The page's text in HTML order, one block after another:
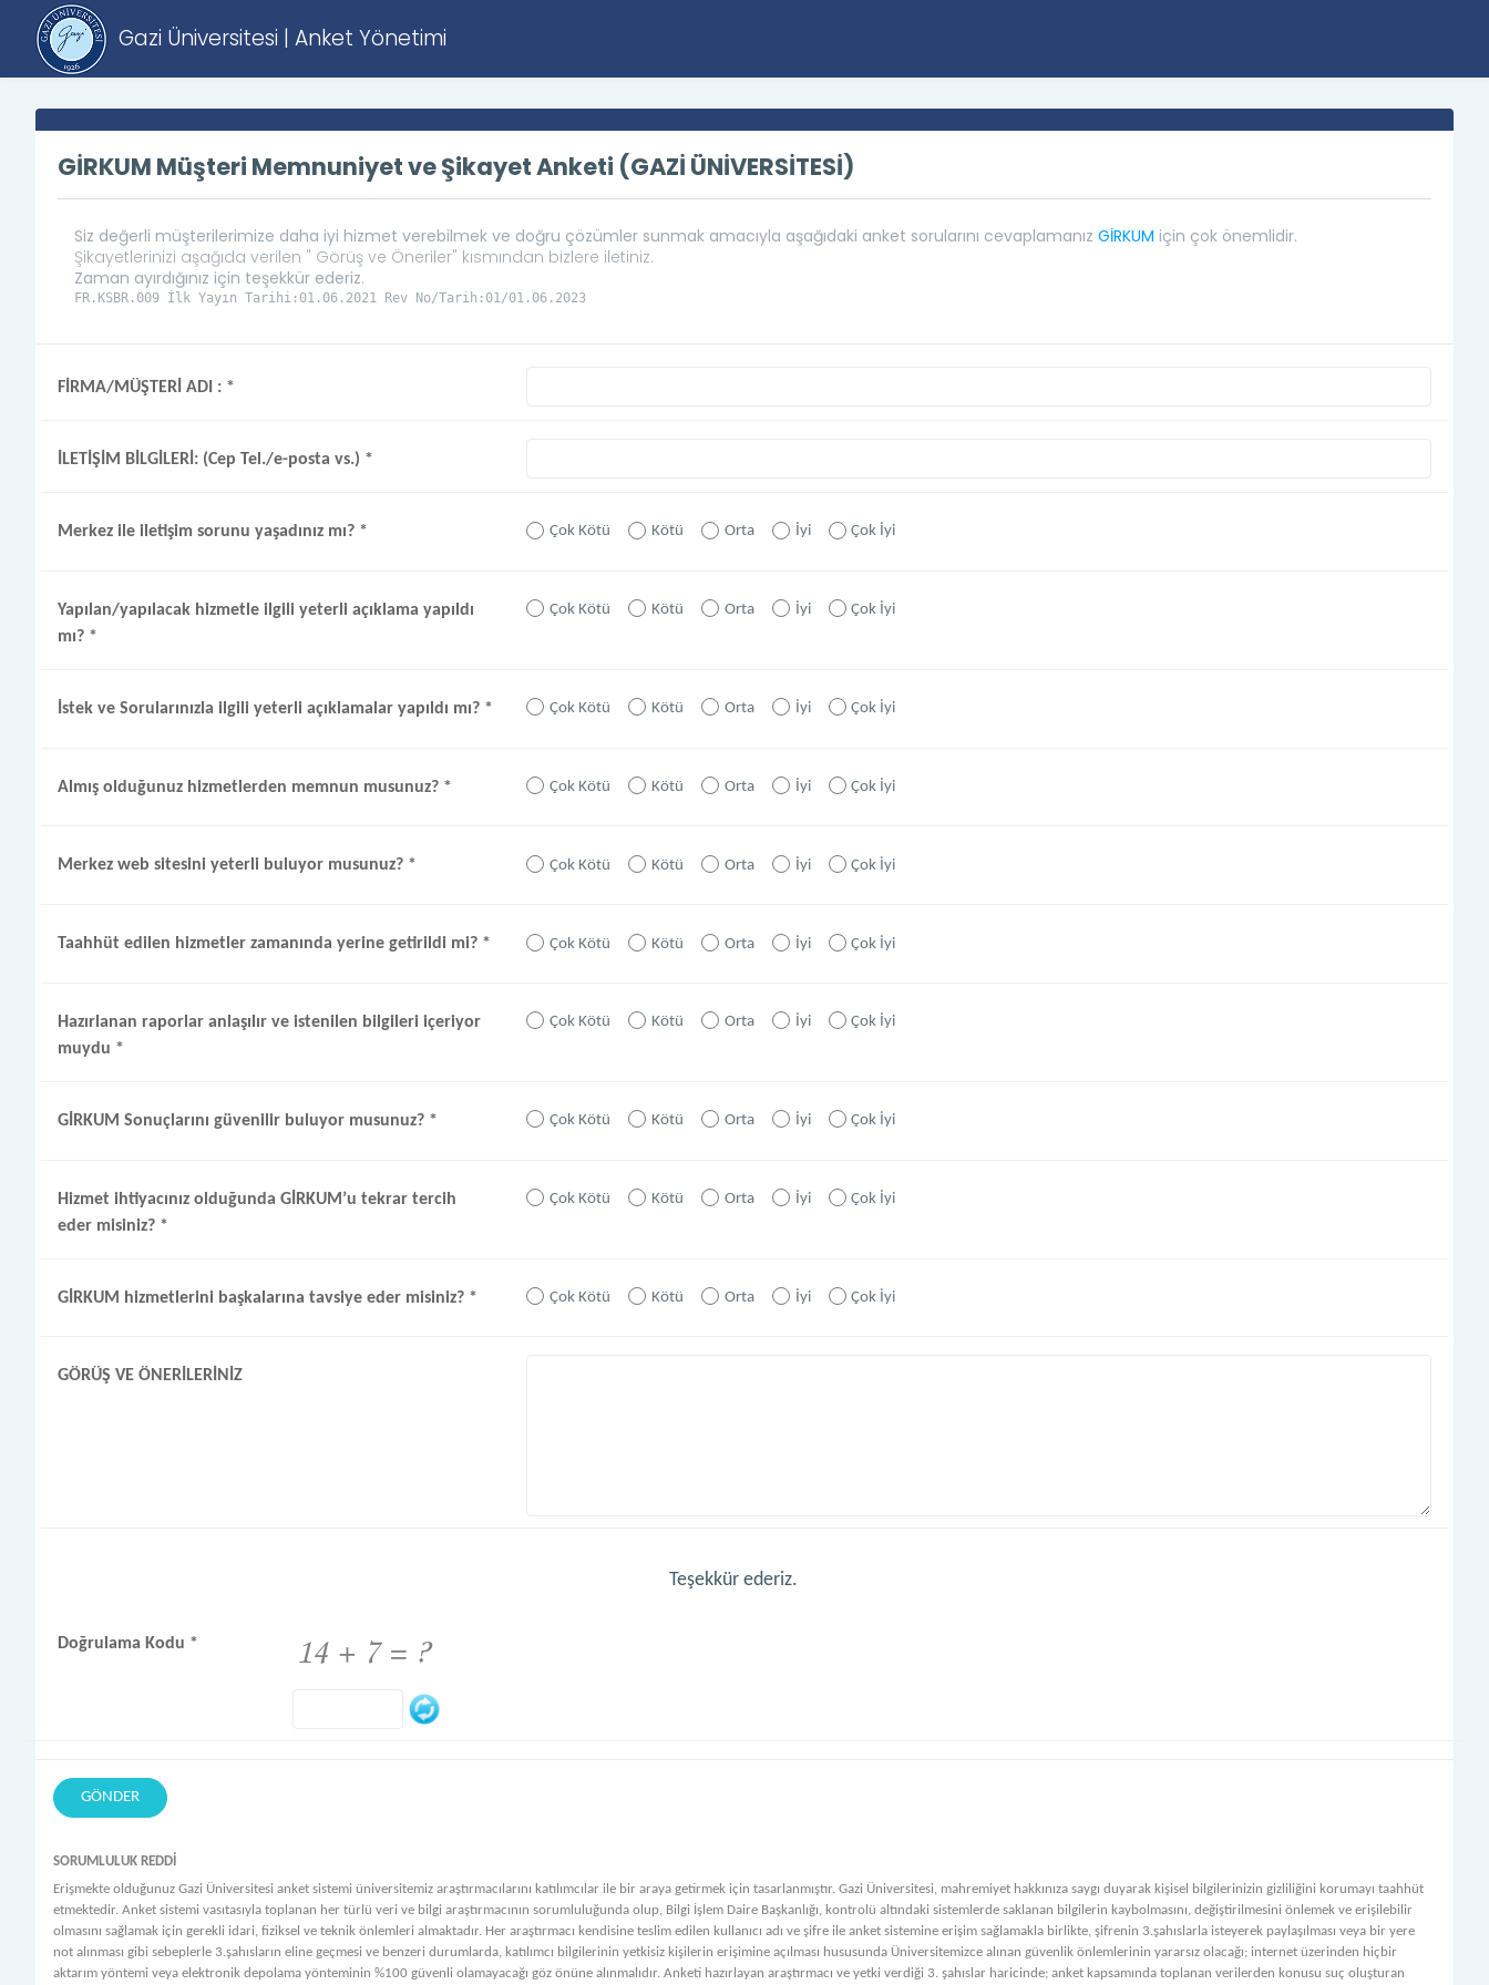
Gazi Üniversitesi | Anket Yönetimi
GİRKUM Müşteri Memnuniyet ve Şikayet Anketi (GAZİ ÜNİVERSİTESİ)
Siz değerli müşterilerimize daha iyi hizmet verebilmek ve doğru çözümler sunmak amacıyla aşağıdaki anket sorularını cevaplamanız GİRKUM için çok önemlidir.
Şikayetlerinizi aşağıda verilen " Görüş ve Öneriler" kısmından bizlere iletiniz.
Zaman ayırdığınız için teşekkür ederiz.
FİRMA/MÜŞTERİ ADI : *
İLETİŞİM BİLGİLERİ: (Cep Tel./e-posta vs.) *
Merkez ile iletişim sorunu yaşadınız mı? * Çok Kötü Kötü Orta İyi Çok İyi
Yapılan/yapılacak hizmetle ilgili yeterli açıklama yapıldı
mı? *
Çok Kötü Kötü Orta İyi Çok İyi
İstek ve Sorularınızla ilgili yeterli açıklamalar yapıldı mı? * Çok Kötü Kötü Orta İyi Çok İyi
Almış olduğunuz hizmetlerden memnun musunuz? * Çok Kötü Kötü Orta İyi Çok İyi
Merkez web sitesini yeterli buluyor musunuz? * Çok Kötü Kötü Orta İyi Çok İyi
Taahhüt edilen hizmetler zamanında yerine getirildi mi? * Çok Kötü Kötü Orta İyi Çok İyi
Hazırlanan raporlar anlaşılır ve istenilen bilgileri içeriyor
muydu *
Çok Kötü Kötü Orta İyi Çok İyi
GİRKUM Sonuçlarını güvenilir buluyor musunuz? * Çok Kötü Kötü Orta İyi Çok İyi
Hizmet ihtiyacınız olduğunda GİRKUM’u tekrar tercih
eder misiniz? *
Çok Kötü Kötü Orta İyi Çok İyi
GİRKUM hizmetlerini başkalarına tavsiye eder misiniz? * Çok Kötü Kötü Orta İyi Çok İyi
GÖRÜŞ VE ÖNERİLERİNİZ
Teşekkür ederiz.
Doğrulama Kodu *
GÖNDER
SORUMLULUK REDDİ
Erişmekte olduğunuz Gazi Üniversitesi anket sistemi üniversitemiz araştırmacılarını katılımcılar ile bir araya getirmek için tasarlanmıştır. Gazi Üniversitesi, mahremiyet hakkınıza saygı duyarak kişisel bilgilerinizin gizliliğini korumayı taahhüt
etmektedir. Anket sistemi vasıtasıyla toplanan her türlü veri ve bilgi araştırmacının sorumluluğunda olup, Bilgi İşlem Daire Başkanlığı, kontrolü altındaki sistemlerde saklanan bilgilerin kaybolmasını, değiştirilmesini önlemek ve erişilebilir
olmasını sağlamak için gerekli idari, fiziksel ve teknik önlemleri almaktadır. Her araştırmacı kendisine teslim edilen kullanıcı adı ve şifre ile anket sistemine erişim sağlamakla birlikte, şifrenin 3.şahıslarla isteyerek paylaşılması veya bir yere
not alınması gibi sebeplerle 3.şahısların eline geçmesi ve benzeri durumlarda, katılımcı bilgilerinin yetkisiz kişilerin erişimine açılması hususunda Üniversitemizce alınan güvenlik önlemlerinin yararsız olacağı; internet üzerinden hiçbir
aktarım yöntemi veya elektronik depolama yönteminin %100 güvenli olamayacağı göz önüne alınmalıdır. Anketi hazırlayan araştırmacı ve yetki verdiği 3. şahıslar haricinde; anket kapsamında toplanan verilerden konusu suç oluşturan